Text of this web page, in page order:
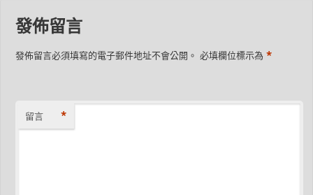
發佈留言
發佈留言必須填寫的電子郵件地址不會公開。 必填欄位標示為*
留言 *